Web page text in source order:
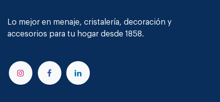
Lo mejor en menaje, cristalería, decoración y
accesorios para tu hogar desde 1858.